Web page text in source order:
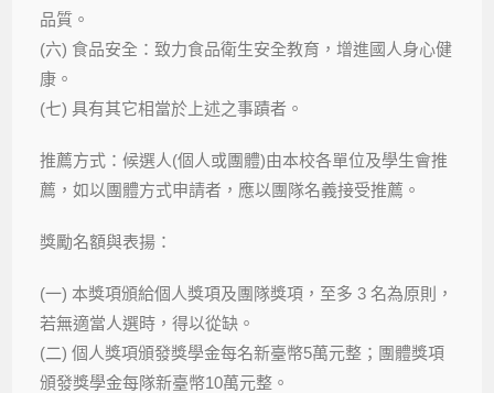
品質。
(六) 食品安全：致力食品衛生安全教育，增進國人身心健
康。
(七) 具有其它相當於上述之事蹟者。
推薦方式：候選人(個人或團體)由本校各單位及學生會推
薦，如以團體方式申請者，應以團隊名義接受推薦。
獎勵名額與表揚：
(一) 本獎項頒給個人獎項及團隊獎項，至多 3 名為原則，
若無適當人選時，得以從缺。
(二) 個人獎項頒發獎學金每名新臺幣5萬元整；團體獎項
頒發獎學金每隊新臺幣10萬元整。